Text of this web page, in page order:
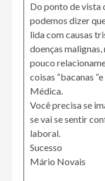
Do ponto de vista
podemos dizer
lida com causas
doenças
pouco
coisas “bacanas
Médica.
Você precisa se
se vai se sentir
laboral.
Sucesso
Mário Novais